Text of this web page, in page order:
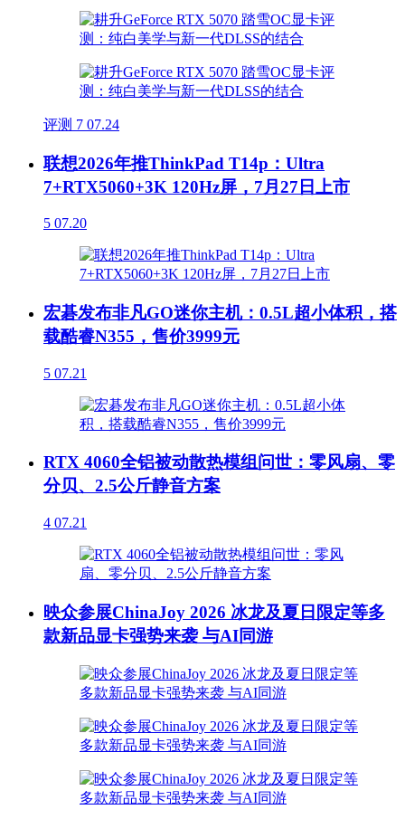
评测 7 07.24
联想2026年推ThinkPad T14p：Ultra
7+RTX5060+3K 120Hz屏，7月27日上市
5 07.20
宏碁发布非凡GO迷你主机：0.5L超小体积，搭
载酷睿N355，售价3999元
5 07.21
RTX 4060全铝被动散热模组问世：零风扇、零
分贝、2.5公斤静音方案
4 07.21
映众参展ChinaJoy 2026 冰龙及夏日限定等多
款新品显卡强势来袭 与AI同游